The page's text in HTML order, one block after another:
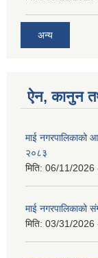
अन्य
ऐन, कानुन
माई नगरपालिकाको
२०८३
मिति: 06/11/2026
माई नगरपालिकाको
मिति: 03/31/2026